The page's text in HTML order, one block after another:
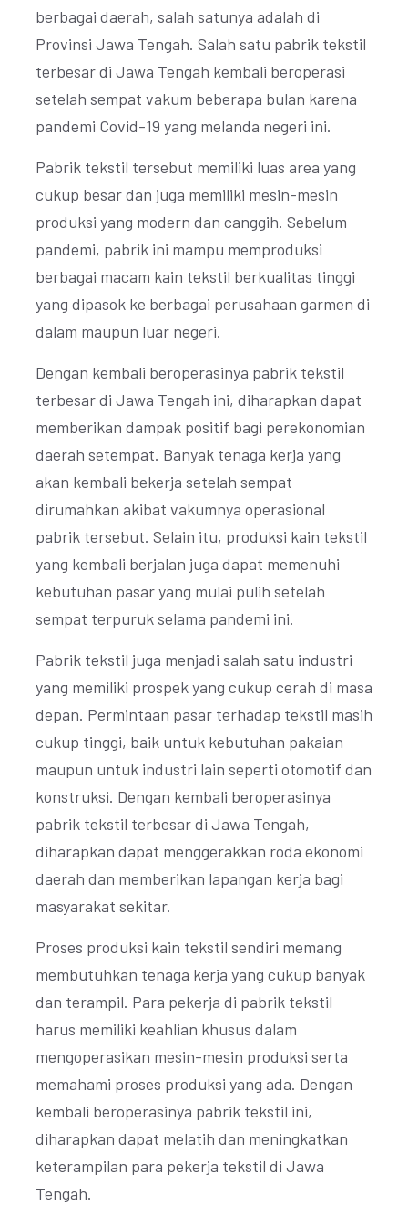
berbagai daerah, salah satunya adalah di
Provinsi Jawa Tengah. Salah satu pabrik tekstil
terbesar di Jawa Tengah kembali beroperasi
setelah sempat vakum beberapa bulan karena
pandemi Covid-19 yang melanda negeri ini.
Pabrik tekstil tersebut memiliki luas area yang
cukup besar dan juga memiliki mesin-mesin
produksi yang modern dan canggih. Sebelum
pandemi, pabrik ini mampu memproduksi
berbagai macam kain tekstil berkualitas tinggi
yang dipasok ke berbagai perusahaan garmen di
dalam maupun luar negeri.
Dengan kembali beroperasinya pabrik tekstil
terbesar di Jawa Tengah ini, diharapkan dapat
memberikan dampak positif bagi perekonomian
daerah setempat. Banyak tenaga kerja yang
akan kembali bekerja setelah sempat
dirumahkan akibat vakumnya operasional
pabrik tersebut. Selain itu, produksi kain tekstil
yang kembali berjalan juga dapat memenuhi
kebutuhan pasar yang mulai pulih setelah
sempat terpuruk selama pandemi ini.
Pabrik tekstil juga menjadi salah satu industri
yang memiliki prospek yang cukup cerah di masa
depan. Permintaan pasar terhadap tekstil masih
cukup tinggi, baik untuk kebutuhan pakaian
maupun untuk industri lain seperti otomotif dan
konstruksi. Dengan kembali beroperasinya
pabrik tekstil terbesar di Jawa Tengah,
diharapkan dapat menggerakkan roda ekonomi
daerah dan memberikan lapangan kerja bagi
masyarakat sekitar.
Proses produksi kain tekstil sendiri memang
membutuhkan tenaga kerja yang cukup banyak
dan terampil. Para pekerja di pabrik tekstil
harus memiliki keahlian khusus dalam
mengoperasikan mesin-mesin produksi serta
memahami proses produksi yang ada. Dengan
kembali beroperasinya pabrik tekstil ini,
diharapkan dapat melatih dan meningkatkan
keterampilan para pekerja tekstil di Jawa
Tengah.